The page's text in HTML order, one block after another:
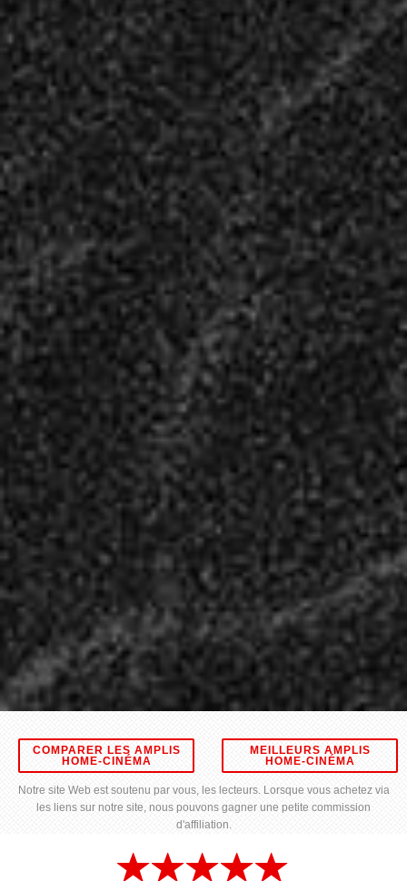
COMPARER LES AMPLIS
HOME-CINÉMA
MEILLEURS AMPLIS
HOME-CINÉMA
Notre site Web est soutenu par vous, les lecteurs. Lorsque vous achetez via
les liens sur notre site, nous pouvons gagner une petite commission
d'affiliation.